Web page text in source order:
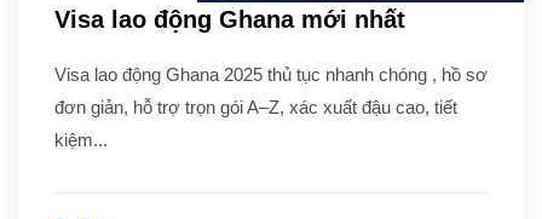
Visa lao động Ghana mới nhất
Visa lao động Ghana 2025 thủ tục nhanh chóng , hồ sơ
đơn giản, hỗ trợ trọn gói A–Z, xác xuất đậu cao, tiết
kiệm...